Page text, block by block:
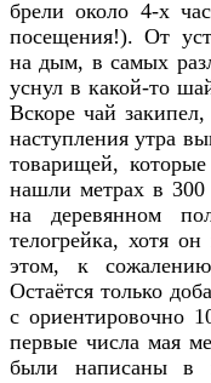
брели около 4-х
посещения!). От
на дым, в самых
уснул в какой-то
Вскоре чай
наступления утра
товарищей,
нашли метрах в 300
на деревянном
телогрейка, хотя
этом, к
Остаётся только
с ориентировочно
первые числа мая
были написаны в